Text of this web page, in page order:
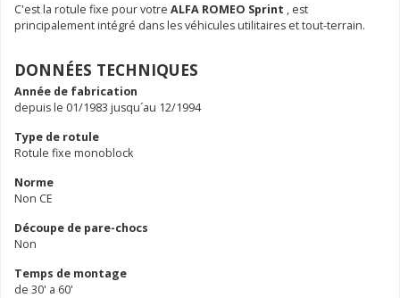
C'est la rotule fixe pour votre ALFA ROMEO Sprint , est
principalement intégré dans les véhicules utilitaires et tout-terrain.
DONNÉES TECHNIQUES
Année de fabrication
depuis le 01/1983 jusqu´au 12/1994
Type de rotule
Rotule fixe monoblock
Norme
Non CE
Découpe de pare-chocs
Non
Temps de montage
de 30' a 60'